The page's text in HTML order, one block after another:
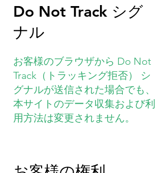
Do Not Track シグ
ナル
お客様のブラウザから Do Not
Track（トラッキング拒否） シ
グナルが送信された場合でも、
本サイトのデータ収集および利
用方法は変更されません。